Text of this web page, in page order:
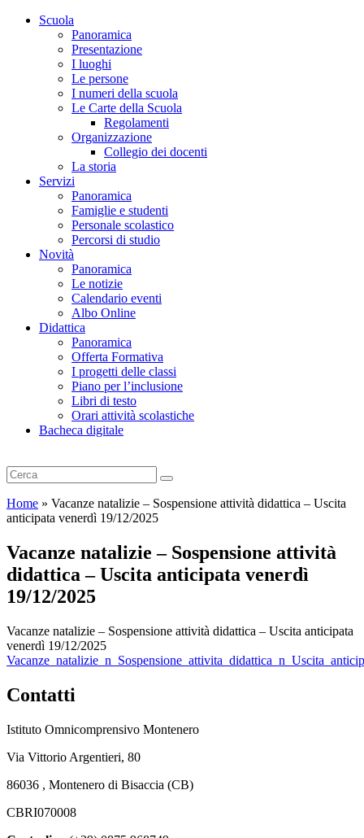
Scuola
Panoramica
Presentazione
I luoghi
Le persone
I numeri della scuola
Le Carte della Scuola
Regolamenti
Organizzazione
Collegio dei docenti
La storia
Servizi
Panoramica
Famiglie e studenti
Personale scolastico
Percorsi di studio
Novità
Panoramica
Le notizie
Calendario eventi
Albo Online
Didattica
Panoramica
Offerta Formativa
I progetti delle classi
Piano per l’inclusione
Libri di testo
Orari attività scolastiche
Bacheca digitale
Home » Vacanze natalizie – Sospensione attività didattica – Uscita
anticipata venerdì 19/12/2025
Vacanze natalizie – Sospensione attività
didattica – Uscita anticipata venerdì
19/12/2025
Vacanze natalizie – Sospensione attività didattica – Uscita anticipata
venerdì 19/12/2025
Contatti
Istituto Omnicomprensivo Montenero
Via Vittorio Argentieri, 80
86036 , Montenero di Bisaccia (CB)
CBRI070008